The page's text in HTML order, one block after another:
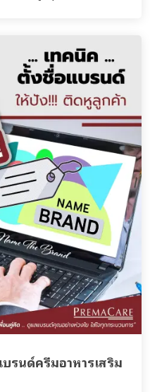
รนด์ครีมอาหารเสริม